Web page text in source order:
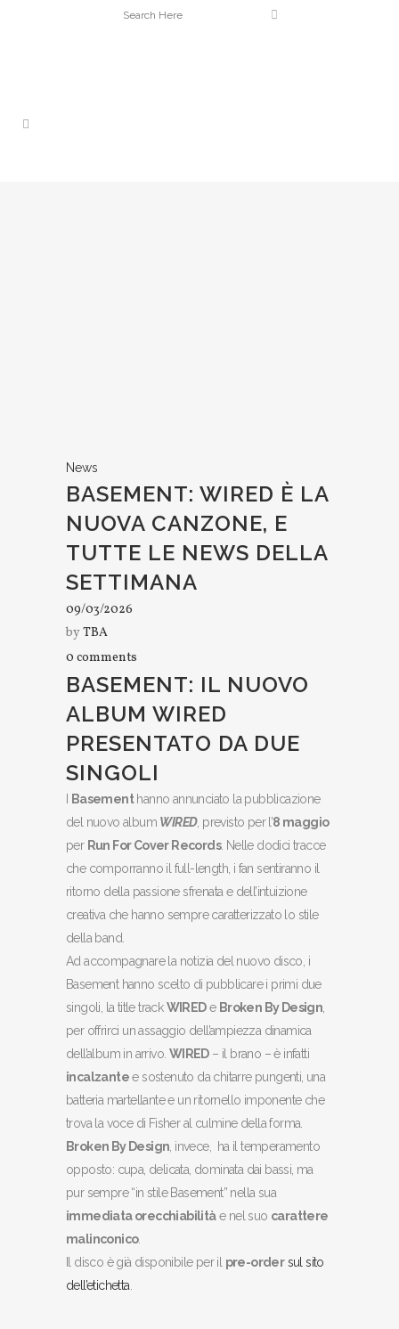
News
BASEMENT: WIRED È LA
NUOVA CANZONE, E
TUTTE LE NEWS DELLA
SETTIMANA
09/03/2026
byTBA
0 comments
BASEMENT: IL NUOVO
ALBUM WIRED
PRESENTATO DA DUE
SINGOLI
Basementhanno annunciato la pubblicazione
del nuovo album WIRED, previsto per l’8 maggio
per Run For Cover Records. Nelle dodici tracce
che comporranno il full-length, i fan sentiranno il
ritorno della passione sfrenata e dell’intuizione
creativa che hanno sempre caratterizzato lo stile
della band.
Ad accompagnare la notizia del nuovo disco, i
Basement hanno scelto di pubblicare i primi due
singoli, la title trackWIREDe Broken By Design
per offrirci un assaggio dell’ampiezza dinamica
dell’album in arrivo. WIRED– il brano – è infatti
incalzantee sostenuto da chitarre pungenti, una
batteria martellante e un ritornello imponente che
trova la voce di Fisher al culmine della forma.
Broken By Design , invece, ha il temperamento
opposto: cupa, delicata, dominata dai bassi, ma
pur sempre “in stile Basement” nella sua
immediata orecchiabilitàe nel suo carattere
malinconico.
Il disco è già disponibile per il pre-order sul sito
dell’etichetta